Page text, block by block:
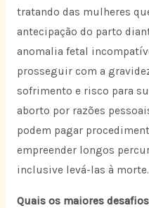
tratando das mulheres
antecipação do parto
anomalia fetal
prosseguir com a
sofrimento e risco para
aborto por razões
podem pagar
empreender longos
inclusive levá-las à morte.
Quais os maiores